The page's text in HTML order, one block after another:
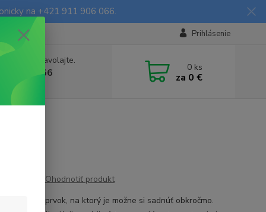
na +421 911 906 066.
Prihlásenie
si rady? Zavolajte.
9-16 hod.)
0 ks
za 0 €
Ohodnotiť produkt
prvok, na ktorý je možne si sadnúť obkročmo.